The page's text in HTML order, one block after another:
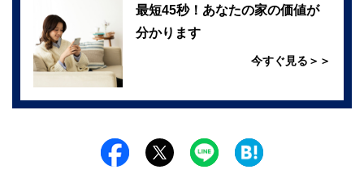
最短45秒！あなたの家の価値が
分かります
今すぐ見る＞＞